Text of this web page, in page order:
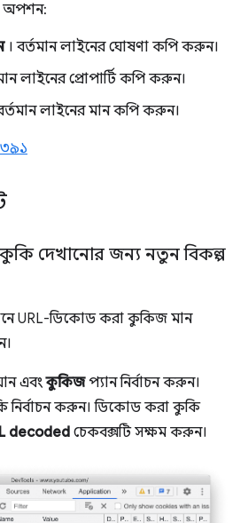
অপশন:
। বর্তমান লাইনের ঘোষণা কপি করুন।
লাইনের প্রোপার্টি কপি করুন।
লাইনের মান কপি করুন।
দেখানোর জন্য নতুন বিকল্প
URL-ডিকোড করা কুকিজ মান
এবংকুকিজপ্যান নির্বাচন করুন।
নির্বাচন করুন। ডিকোড করা কুকি
decoded চেকবক্সটি সক্ষম করুন।